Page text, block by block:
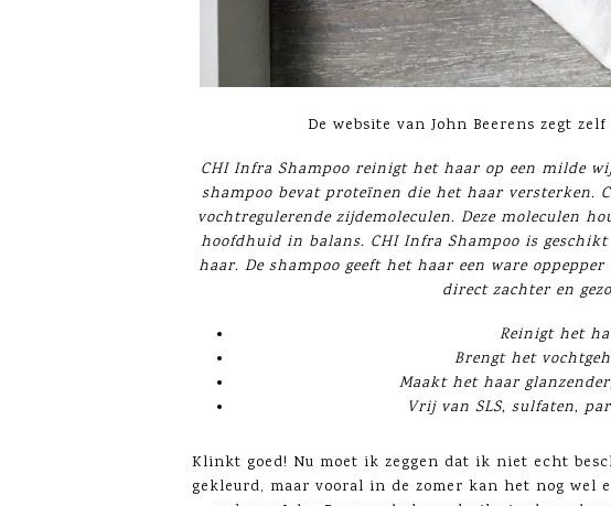
De website van John Beerens zegt
CHI Infra Shampoo reinigt het haar op een milde
shampoo bevat proteïnen die het haar versterken.
vochtregulerende zijdemoleculen. Deze moleculen
hoofdhuid in balans. CHI Infra Shampoo is
haar. De shampoo geeft het haar een ware
direct zachter en
Reinigt het
Brengt het
Maakt het haar
Vrij van SLS, sulfaten,
Klinkt goed! Nu moet ik zeggen dat ik niet echt
gekleurd, maar vooral in de zomer kan het nog wel